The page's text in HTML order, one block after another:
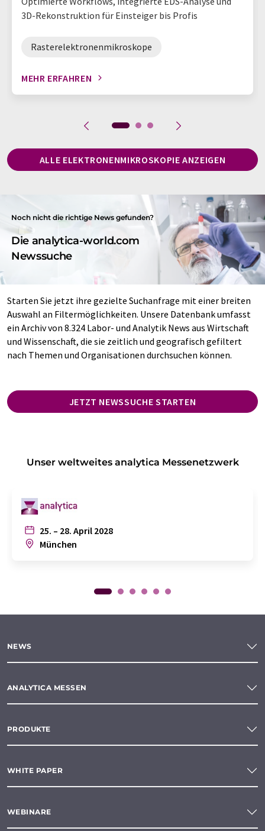
3D-Rekonstruktion für Einsteiger bis Profis
Rasterelektronenmikroskope
MEHR ERFAHREN
ALLE ELEKTRONENMIKROSKOPIE ANZEIGEN
Noch nicht die richtige News gefunden?
Die analytica-world.com
Newssuche
Starten Sie jetzt ihre gezielte Suchanfrage mit einer breiten
Auswahl an Filtermöglichkeiten. Unsere Datenbank umfasst
ein Archiv von 8.324 Labor- und Analytik News aus Wirtschaft
und Wissenschaft, die sie zeitlich und geografisch gefiltert
nach Themen und Organisationen durchsuchen können.
JETZT NEWSSUCHE STARTEN
Unser weltweites analytica Messenetzwerk
25. – 28. April 2028
München
NEWS
ANALYTICA MESSEN
PRODUKTE
WHITE PAPER
WEBINARE